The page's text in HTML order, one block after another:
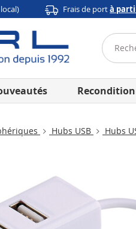
Frais de portà
Hubs USB Hubs